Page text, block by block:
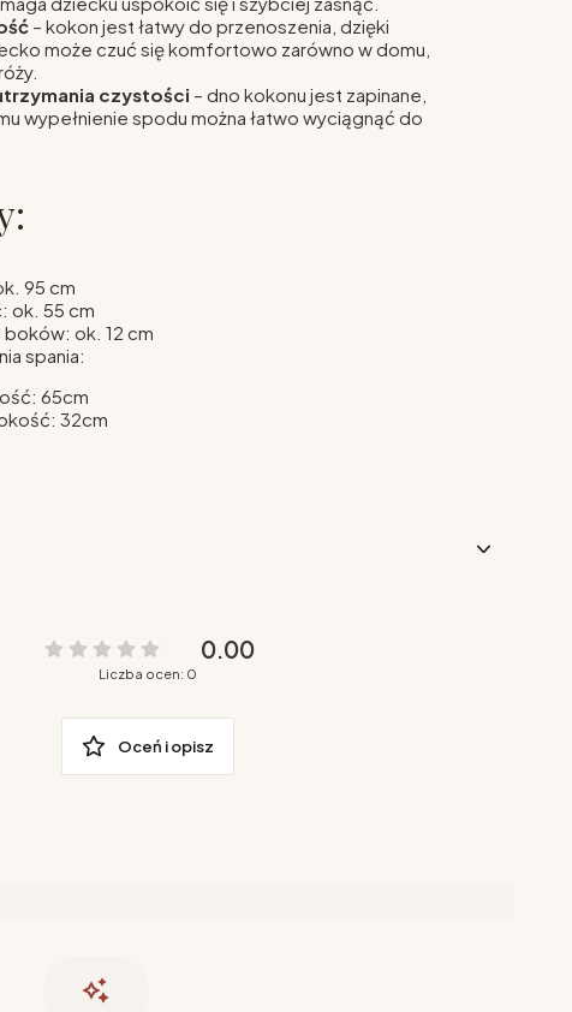
– kokon jest łatwy do przenoszenia, dzięki
może czuć się komfortowo zarówno w domu,
czystości – dno kokonu jest zapinane,
wypełnienie spodu można łatwo wyciągnąć do
95 cm
ok. 55 cm
ok. 12 cm
spania:
65cm
32cm
0.00
Liczba ocen: 0
Oceń i opisz